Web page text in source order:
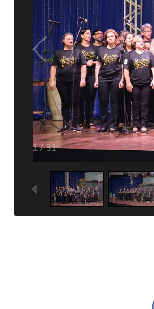
1/31